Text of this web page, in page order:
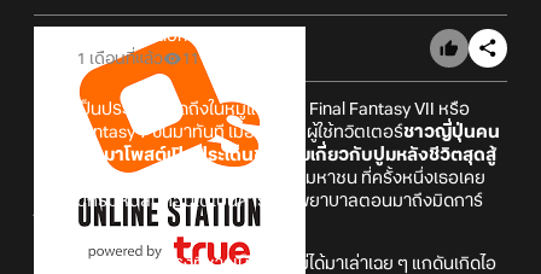
Online Station
1 เดือนที่แล้ว
11
กลายเป็นประเด็นที่พูดถึงในหมู่แฟนเกม Final Fantasy VII หรือ
Final Fantasy 7 ขึ้นมาทันที เมื่อล่าสุดมีผู้ใช้ทวิตเตอร์ชาวญี่ปุ่นคน
หนึ่งออกมาโพสต์เปิดประเด็นชวนคุยเกี่ยวกับปูมหลังชีวิตสุดสู้
ชีวิตของน้อง Tifa Lockhart
ขวัญใจมหาชน ที่ครั้งหนึ่งเธอเคย
ต้องแบกรับหนี้สินก้อนโตเป็นค่ารักษาพยาบาลตอนมาถึงมิดการ์
แต่ความพีกมันอยู่ตรงที่ชาวเน็ตคนนี้ไม่ได้มาเล่าเฉย ๆ แกดันเกิดไอ